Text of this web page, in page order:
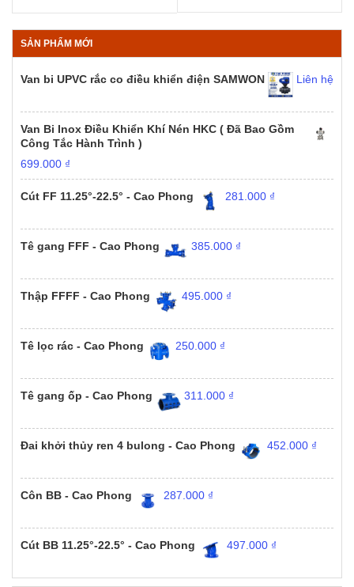
SẢN PHẨM MỚI
Van bi UPVC rắc co điều khiển điện SAMWON Liên hệ
Van Bi Inox Điều Khiển Khí Nén HKC ( Đã Bao Gồm
Công Tắc Hành Trình )
699.000 ₫
Cút FF 11.25°-22.5° - Cao Phong 281.000 ₫
Tê gang FFF - Cao Phong 385.000 ₫
Thập FFFF - Cao Phong 495.000 ₫
Tê lọc rác - Cao Phong 250.000 ₫
Tê gang ốp - Cao Phong 311.000 ₫
Đai khởi thủy ren 4 bulong - Cao Phong 452.000 ₫
Côn BB - Cao Phong 287.000 ₫
Cút BB 11.25°-22.5° - Cao Phong 497.000 ₫